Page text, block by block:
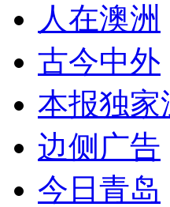
人在澳洲
古今中外
本报独家
边侧广告
今日青岛